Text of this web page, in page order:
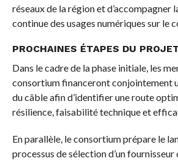
réseaux de la région et d’accompagner
continue des usages numériques sur le
PROCHAINES ÉTAPES DU
Dans le cadre de la phase initiale, les
consortium financeront conjointement
du câble afin d’identifier une route
résilience, faisabilité technique et
En parallèle, le consortium prépare le
processus de sélection d’un